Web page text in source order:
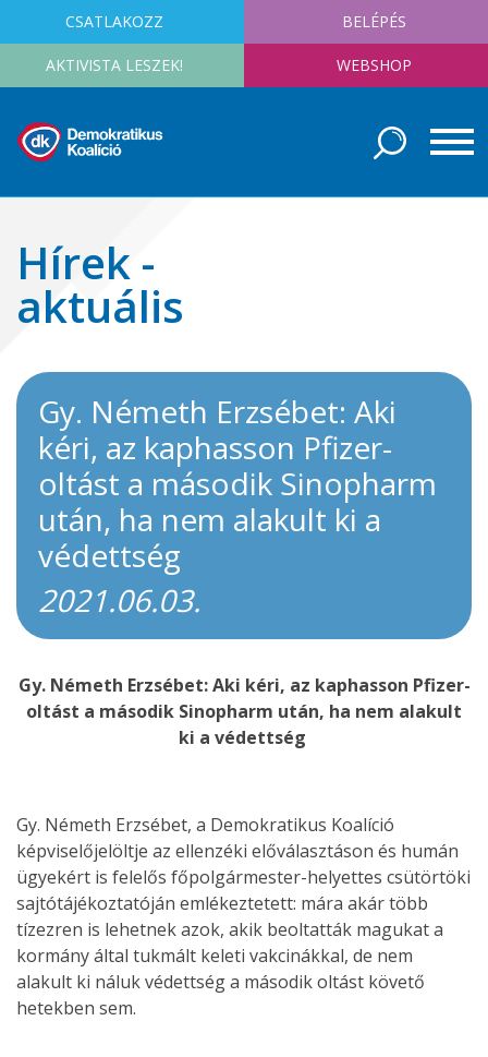
CSATLAKOZZ BELÉPÉS
AKTIVISTA LESZEK! WEBSHOP
Hírek -
aktuális
Gy. Németh Erzsébet: Aki
kéri, az kaphasson Pfizer-
oltást a második Sinopharm
után, ha nem alakult ki a
védettség
2021.06.03.
Gy. Németh Erzsébet: Aki kéri, az kaphasson Pfizer-
oltást a második Sinopharm után, ha nem alakult
ki a védettség
Gy. Németh Erzsébet, a Demokratikus Koalíció
képviselőjelöltje az ellenzéki előválasztáson és humán
ügyekért is felelős főpolgármester-helyettes csütörtöki
sajtótájékoztatóján emlékeztetett: mára akár több
tízezren is lehetnek azok, akik beoltatták magukat a
kormány által tukmált keleti vakcinákkal, de nem
alakult ki náluk védettség a második oltást követő
hetekben sem.